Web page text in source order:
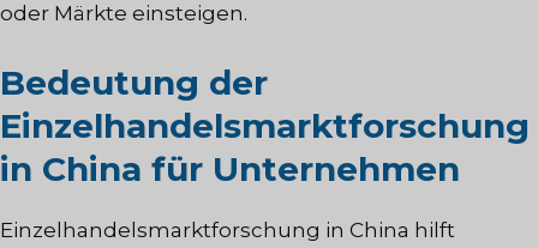
oder Märkte einsteigen.
Bedeutung der
Einzelhandelsmarktforschung
in China für Unternehmen
Einzelhandelsmarktforschung in China hilft